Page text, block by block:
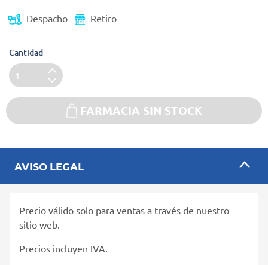
Despacho Retiro
Cantidad
FARMACIA SIN STOCK
AVISO LEGAL
Precio válido solo para ventas a través de nuestro
sitio web.
Precios incluyen IVA.